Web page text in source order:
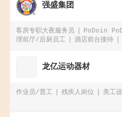
强盛集团
客房专职大夜服务员
PoDoin
理前厅/后厨员工
酒店前台接待
经理
龙亿运动器材
作业员/普工 残疾人岗位 美工